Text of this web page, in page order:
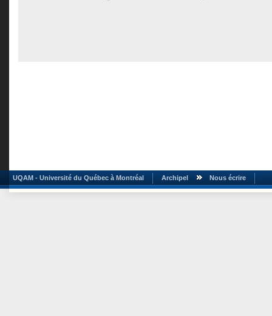
UQAM - Université du Québec à Montréal Archipel Nous écrire